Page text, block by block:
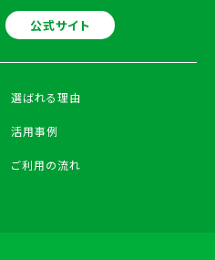
公式サイト
選ばれる理由
活用事例
ご利用の流れ